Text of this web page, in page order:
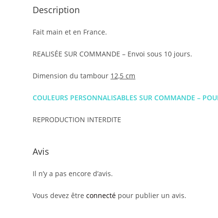
Description
Fait main et en France.
REALISÉE SUR COMMANDE – Envoi sous 10 jours.
Dimension du tambour 12,5 cm
COULEURS PERSONNALISABLES SUR COMMANDE –
REPRODUCTION INTERDITE
Avis
Il n’y a pas encore d’avis.
Vous devez êtreconnecté pour publier un avis.